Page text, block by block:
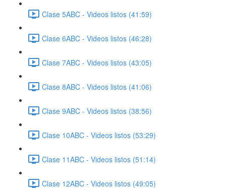
Clase 5ABC - Videos listos (41:59)
Clase 6ABC - Videos listos (46:28)
Clase 7ABC - Videos listos (43:05)
Clase 8ABC - Videos listos (41:06)
Clase 9ABC - Videos listos (38:56)
Clase 10ABC - Videos listos (53:29)
Clase 11ABC - Videos listos (51:14)
Clase 12ABC - Videos listos (49:05)